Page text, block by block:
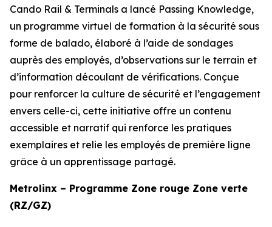
Cando Rail & Terminals a lancé Passing Knowledge,
un programme virtuel de formation à la sécurité sous
forme de balado, élaboré à l’aide de sondages
auprès des employés, d’observations sur le terrain et
d’information découlant de vérifications. Conçue
pour renforcer la culture de sécurité et l’engagement
envers celle-ci, cette initiative offre un contenu
accessible et narratif qui renforce les pratiques
exemplaires et relie les employés de première ligne
grâce à un apprentissage partagé.
Metrolinx – Programme Zone rouge Zone verte
(RZ/GZ)